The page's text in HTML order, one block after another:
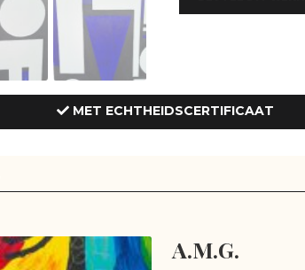
MET ECHTHEIDSCERTIFICAAT
A.M.G.